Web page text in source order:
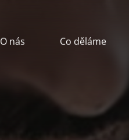
O nás Co děláme